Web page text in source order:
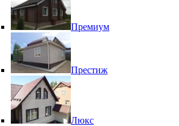
Премиум
Престиж
Люкс